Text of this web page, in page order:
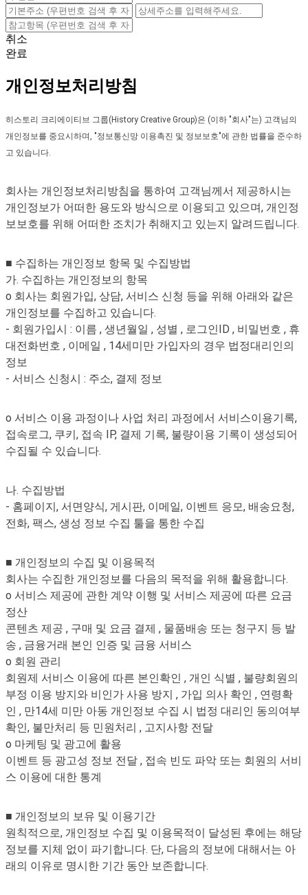
취소
완료
개인정보처리방침
히스토리 크리에이티브 그룹(History Creative Group)은 (이하 "회사"는) 고객님의
개인정보를 중요시하며, "정보통신망 이용촉진 및 정보보호"에 관한 법률을 준수하
고 있습니다.
회사는 개인정보처리방침을 통하여 고객님께서 제공하시는
개인정보가 어떠한 용도와 방식으로 이용되고 있으며, 개인정
보보호를 위해 어떠한 조치가 취해지고 있는지 알려드립니다.
■ 수집하는 개인정보 항목 및 수집방법
가. 수집하는 개인정보의 항목
o 회사는 회원가입, 상담, 서비스 신청 등을 위해 아래와 같은
개인정보를 수집하고 있습니다.
- 회원가입시 : 이름 , 생년월일 , 성별 , 로그인ID , 비밀번호 , 휴
대전화번호 , 이메일 , 14세미만 가입자의 경우 법정대리인의
정보
- 서비스 신청시 : 주소, 결제 정보
o 서비스 이용 과정이나 사업 처리 과정에서 서비스이용기록,
접속로그, 쿠키, 접속 IP, 결제 기록, 불량이용 기록이 생성되어
수집될 수 있습니다.
나. 수집방법
- 홈페이지, 서면양식, 게시판, 이메일, 이벤트 응모, 배송요청,
전화, 팩스, 생성 정보 수집 툴을 통한 수집
■ 개인정보의 수집 및 이용목적
회사는 수집한 개인정보를 다음의 목적을 위해 활용합니다.
o 서비스 제공에 관한 계약 이행 및 서비스 제공에 따른 요금
정산
콘텐츠 제공 , 구매 및 요금 결제 , 물품배송 또는 청구지 등 발
송 , 금융거래 본인 인증 및 금융 서비스
o 회원 관리
회원제 서비스 이용에 따른 본인확인 , 개인 식별 , 불량회원의
부정 이용 방지와 비인가 사용 방지 , 가입 의사 확인 , 연령확
인 , 만14세 미만 아동 개인정보 수집 시 법정 대리인 동의여부
확인, 불만처리 등 민원처리 , 고지사항 전달
o 마케팅 및 광고에 활용
이벤트 등 광고성 정보 전달 , 접속 빈도 파악 또는 회원의 서비
스 이용에 대한 통계
■ 개인정보의 보유 및 이용기간
원칙적으로, 개인정보 수집 및 이용목적이 달성된 후에는 해당
정보를 지체 없이 파기합니다. 단, 다음의 정보에 대해서는 아
래의 이유로 명시한 기간 동안 보존합니다.